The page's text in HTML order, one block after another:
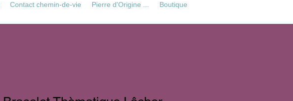
Contact chemin-de-vie Pierre d'Origine ... Boutique